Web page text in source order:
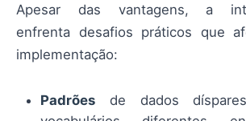
Apesar das vantagens, a
enfrenta desafios práticos que
implementação:
Padrões de dados